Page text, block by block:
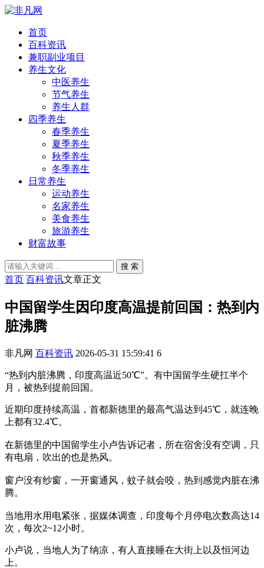
首页
百科资讯
兼职副业项目
养生文化
中医养生
节气养生
养生人群
四季养生
春季养生
夏季养生
秋季养生
冬季养生
日常养生
运动养生
名家养生
美食养生
旅游养生
财富故事
搜 索
首页 百科资讯文章正文
中国留学生因印度高温提前回国：热到内
脏沸腾
非凡网 百科资讯 2026-05-31 15:59:41 6
“热到内脏沸腾，印度高温近50℃”。有中国留学生硬扛半个
月，被热到提前回国。
近期印度持续高温，首都新德里的最高气温达到45℃，就连晚
上都有32.4℃。
在新德里的中国留学生小卢告诉记者，所在宿舍没有空调，只
有电扇，吹出的也是热风。
窗户没有纱窗，一开窗通风，蚊子就会咬，热到感觉内脏在沸
腾。
当地用水用电紧张，据媒体调查，印度每个月停电次数高达14
次，每次2~12小时。
小卢说，当地人为了纳凉，有人直接睡在大街上以及恒河边
上。